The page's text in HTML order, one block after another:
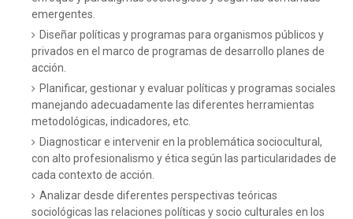
emergentes.
Diseñar políticas y programas para organismos públicos y
privados en el marco de programas de desarrollo planes de
acción.
Planificar, gestionar y evaluar políticas y programas sociales
manejando adecuadamente las diferentes herramientas
metodológicas, indicadores, etc.
Diagnosticar e intervenir en la problemática sociocultural,
con alto profesionalismo y ética según las particularidades de
cada contexto de acción.
Analizar desde diferentes perspectivas teóricas
sociológicas las relaciones políticas y socio culturales en los